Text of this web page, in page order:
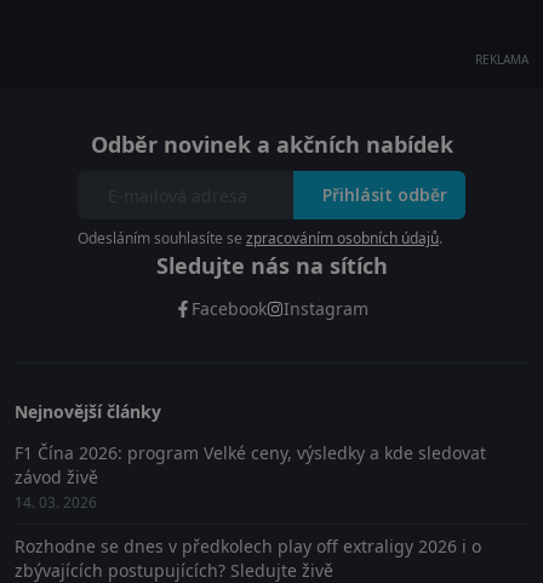
REKLAMA
Odběr novinek a akčních nabídek
Přihlásit odběr
Odesláním souhlasíte se zpracováním osobních údajů.
Sledujte nás na sítích
Facebook Instagram
Nejnovější články
F1 Čína 2026: program Velké ceny, výsledky a kde sledovat
závod živě
14. 03. 2026
Rozhodne se dnes v předkolech play off extraligy 2026 i o
zbývajících postupujících? Sledujte živě